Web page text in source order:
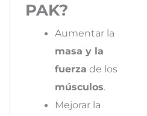
PAK?
Aumentar la
masa y la
fuerza de los
músculos.
Mejorar la